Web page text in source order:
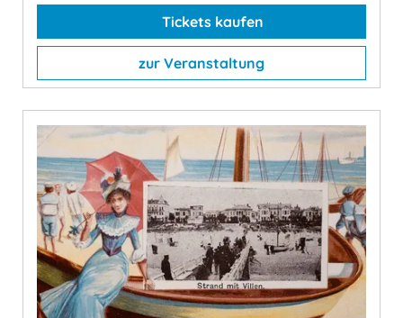
Tickets kaufen
zur Veranstaltung